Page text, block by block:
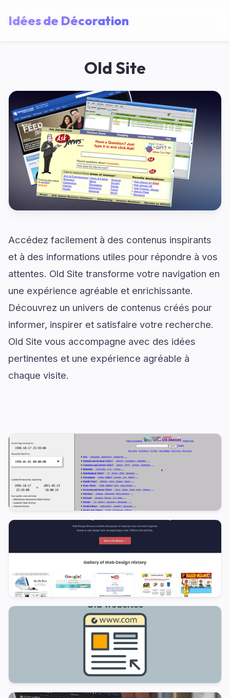
Idées de Décoration
Old Site
Accédez facilement à des contenus inspirants
et à des informations utiles pour répondre à vos
attentes. Old Site transforme votre navigation en
une expérience agréable et enrichissante.
Découvrez un univers de contenus créés pour
informer, inspirer et satisfaire votre recherche.
Old Site vous accompagne avec des idées
pertinentes et une expérience agréable à
chaque visite.